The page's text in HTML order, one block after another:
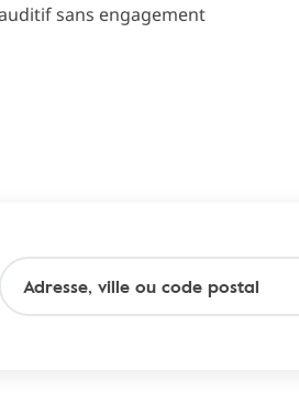
sans engagement